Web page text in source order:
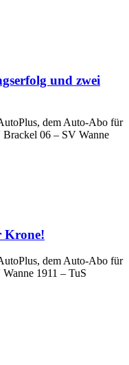
und zwei
dem Auto-Abo für
06 – SV Wanne
Krone!
dem Auto-Abo für
1911 – TuS